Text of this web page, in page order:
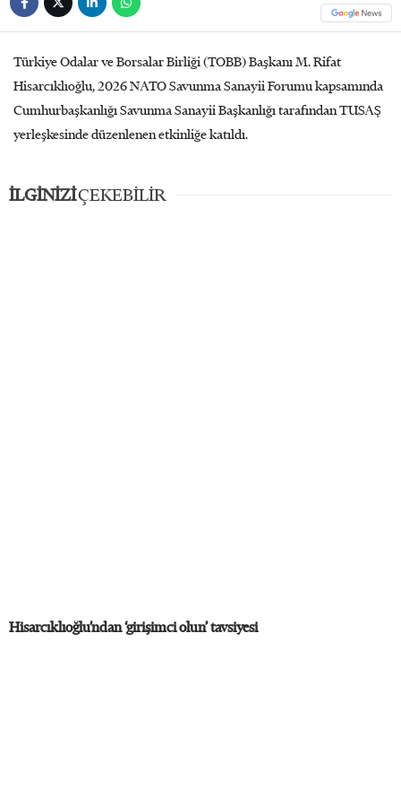
Türkiye Odalar ve Borsalar Birliği (TOBB) Başkanı M. Rifat
Hisarcıklıoğlu, 2026 NATO Savunma Sanayii Forumu kapsamında
Cumhurbaşkanlığı Savunma Sanayii Başkanlığı tarafından TUSAŞ
yerleşkesinde düzenlenen etkinliğe katıldı.
İLGİNİZİÇEKEBİLİR
Hisarcıklıoğlu’ndan ‘girişimci olun’ tavsiyesi